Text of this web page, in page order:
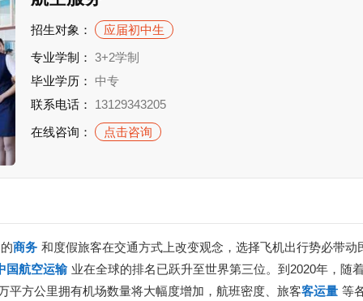
招生对象：
应届初中生
专业学制： 3+2学制
毕业学历： 中专
联系电话： 13129343205
在线咨询：
点击咨询
商务 和度假旅客在交通方式上改变观念，选择飞机出行势必带动
国航空运输 业在全球的排名已跃升至世界第三位。到2020年，随
平方公里拥有机场数量将大幅度增加，航班密度、旅客客运量 等